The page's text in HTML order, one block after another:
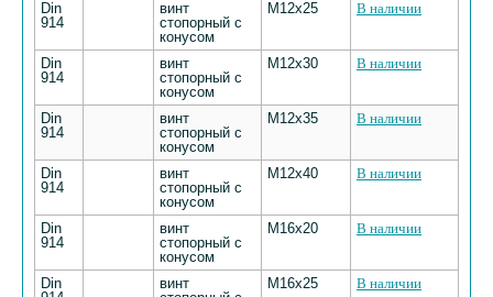
Din
914
винт
стопорный с
конусом
М12х25 В наличии
Din
914
винт
стопорный с
конусом
М12х30 В наличии
Din
914
винт
стопорный с
конусом
М12х35 В наличии
Din
914
винт
стопорный с
конусом
М12х40 В наличии
Din
914
винт
стопорный с
конусом
М16х20 В наличии
Din
винт
М16х25 В наличии